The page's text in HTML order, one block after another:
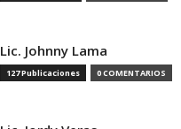
Lic. Johnny Lama
127 Publicaciones 0 COMENTARIOS